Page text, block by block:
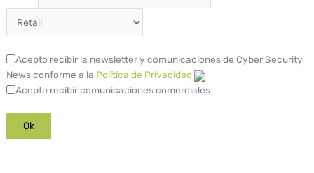
Acepto recibir la newsletter y comunicaciones de Cyber Security
News conforme a la Política de Privacidad
Acepto recibir comunicaciones comerciales